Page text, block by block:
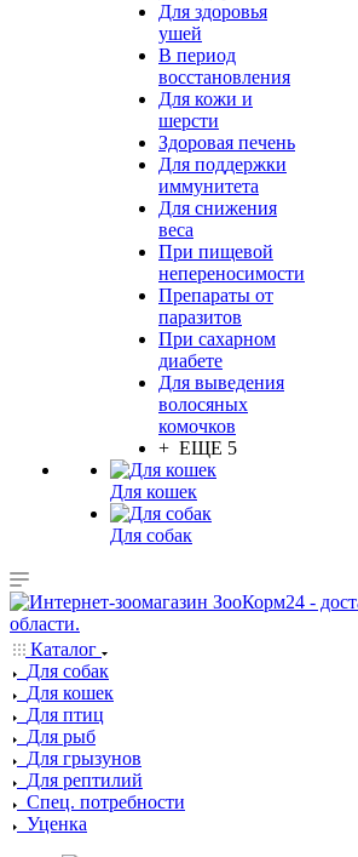
Для здоровья
ушей
В период
восстановления
Для кожи и
шерсти
Здоровая печень
Для поддержки
иммунитета
Для снижения
веса
При пищевой
непереносимости
Препараты от
паразитов
При сахарном
диабете
Для выведения
волосяных
комочков
+ ЕЩЕ 5
Для кошек
Для собак
Каталог
Для собак
Для кошек
Для птиц
Для рыб
Для грызунов
Для рептилий
Спец. потребности
Уценка